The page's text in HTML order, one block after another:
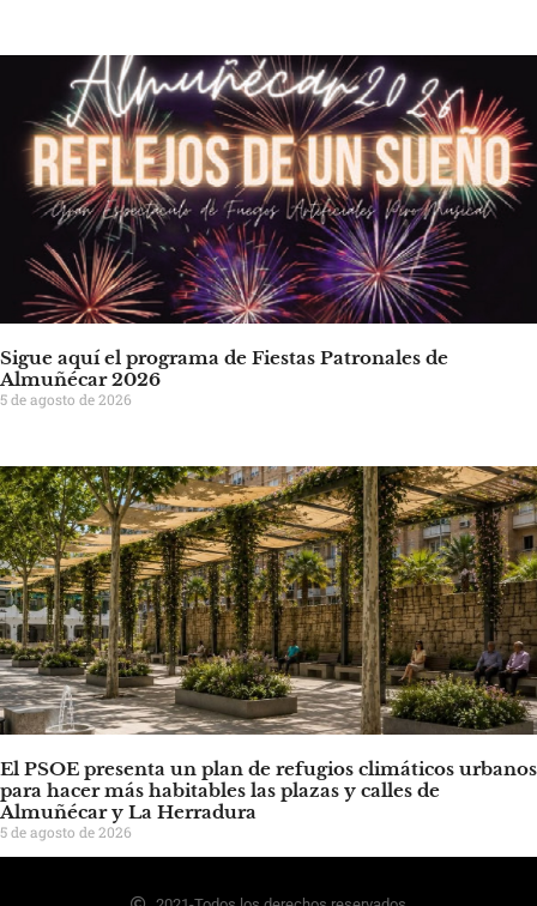
Sigue aquí el programa de Fiestas Patronales de
Almuñécar 2026
5 de agosto de 2026
El PSOE presenta un plan de refugios climáticos urbanos
para hacer más habitables las plazas y calles de
Almuñécar y La Herradura
5 de agosto de 2026